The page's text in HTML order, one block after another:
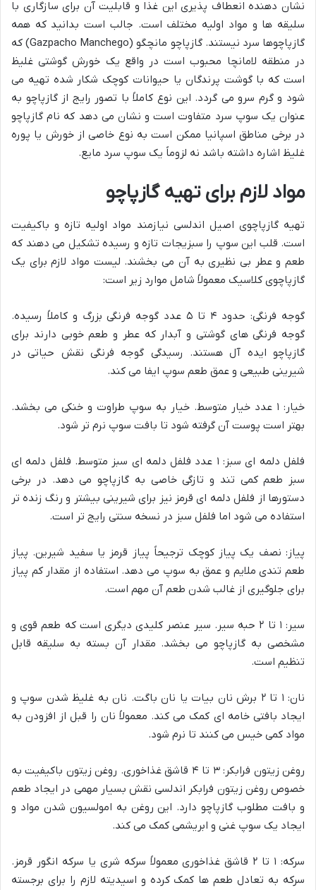
نشان دهنده انعطاف پذیری این غذا و قابلیت آن برای سازگاری با
سلیقه ها و مواد اولیه مختلف است. جالب است بدانید که همه
گازپاچوها سرد نیستند. گازپاچو مانچگو (Gazpacho Manchego) که
در منطقه لامانچا محبوب است در واقع یک خورش گوشتی غلیظ
است که با گوشت پرندگان یا حیوانات کوچک شکار شده تهیه می
شود و گرم سرو می گردد. این نوع کاملاً با تصور رایج از گازپاچو به
عنوان یک سوپ سرد متفاوت است و نشان می دهد که نام گازپاچو
در برخی مناطق اسپانیا ممکن است به نوع خاصی از خورش یا پوره
غلیظ اشاره داشته باشد نه لزوماً یک سوپ سرد مایع.
مواد لازم برای تهیه گازپاچو
تهیه گازپاچوی اصیل اندلسی نیازمند مواد اولیه تازه و باکیفیت
است. قلب این سوپ را سبزیجات تازه و رسیده تشکیل می دهند که
طعم و عطر بی نظیری به آن می بخشند. لیست مواد لازم برای یک
گازپاچوی کلاسیک معمولاً شامل موارد زیر است:
گوجه فرنگی: حدود ۴ تا ۵ عدد گوجه فرنگی بزرگ و کاملاً رسیده.
گوجه فرنگی های گوشتی و آبدار که عطر و طعم خوبی دارند برای
گازپاچو ایده آل هستند. رسیدگی گوجه فرنگی نقش حیاتی در
شیرینی طبیعی و عمق طعم سوپ ایفا می کند.
خیار: ۱ عدد خیار متوسط. خیار به سوپ طراوت و خنکی می بخشد.
بهتر است پوست آن گرفته شود تا بافت سوپ نرم تر شود.
فلفل دلمه ای سبز: ۱ عدد فلفل دلمه ای سبز متوسط. فلفل دلمه ای
سبز طعم کمی تند و تازگی خاصی به گازپاچو می دهد. در برخی
دستورها از فلفل دلمه ای قرمز نیز برای شیرینی بیشتر و رنگ زنده تر
استفاده می شود اما فلفل سبز در نسخه سنتی رایج تر است.
پیاز: نصف یک پیاز کوچک ترجیحاً پیاز قرمز یا سفید شیرین. پیاز
طعم تندی ملایم و عمق به سوپ می دهد. استفاده از مقدار کم پیاز
برای جلوگیری از غالب شدن طعم آن مهم است.
سیر: ۱ تا ۲ حبه سیر. سیر عنصر کلیدی دیگری است که طعم قوی و
مشخصی به گازپاچو می بخشد. مقدار آن بسته به سلیقه قابل
تنظیم است.
نان: ۱ تا ۲ برش نان بیات یا نان باگت. نان به غلیظ شدن سوپ و
ایجاد بافتی خامه ای کمک می کند. معمولاً نان را قبل از افزودن به
مواد کمی خیس می کنند تا نرم شود.
روغن زیتون فرابکر: ۳ تا ۴ قاشق غذاخوری. روغن زیتون باکیفیت به
خصوص روغن زیتون فرابکر اندلسی نقش بسیار مهمی در ایجاد طعم
و بافت مطلوب گازپاچو دارد. این روغن به امولسیون شدن مواد و
ایجاد یک سوپ غنی و ابریشمی کمک می کند.
سرکه: ۱ تا ۲ قاشق غذاخوری معمولاً سرکه شری یا سرکه انگور قرمز.
سرکه به تعادل طعم ها کمک کرده و اسیدیته لازم را برای برجسته